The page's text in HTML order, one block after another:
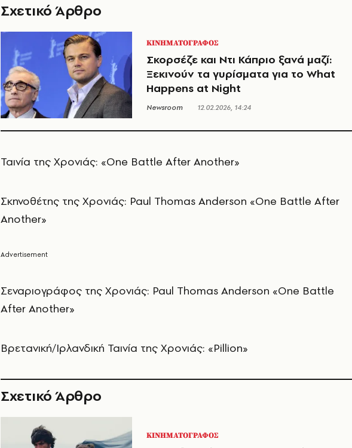
Σχετικό Άρθρο
ΚΙΝΗΜΑΤΟΓΡΑΦΟΣ
Σκορσέζε και Ντι Κάπριο ξανά μαζί:
Ξεκινούν τα γυρίσματα για το What
Happens at Night
Newsroom 12.02.2026, 14:24
Ταινία της Χρονιάς: «One Battle After Another»
Σκηνοθέτης της Χρονιάς: Paul Thomas Anderson «One Battle After
Another»
Σεναριογράφος της Χρονιάς: Paul Thomas Anderson «One Battle
After Another»
Βρετανική/Ιρλανδική Ταινία της Χρονιάς: «Pillion»
Σχετικό Άρθρο
ΚΙΝΗΜΑΤΟΓΡΑΦΟΣ